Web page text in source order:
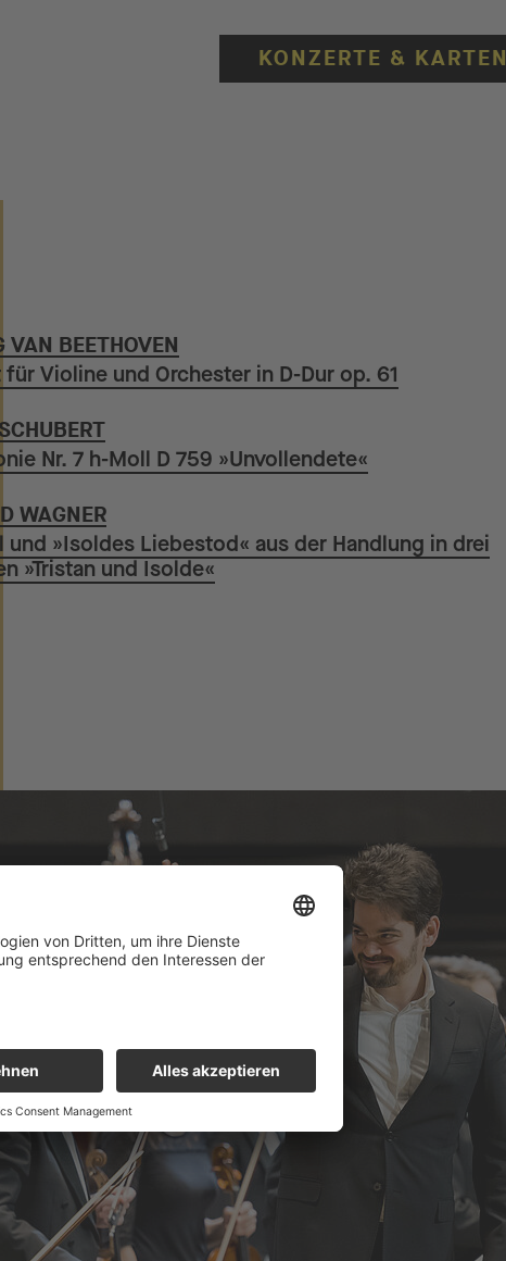
KONZERTE & KARTEN
VAN BEETHOVEN
Violine und Orchester in D-Dur op. 61
Nr. 7 h-Moll D 759 »Unvollendete«
WAGNER
und »Isoldes Liebestod« aus der Handlung in drei
»Tristan und Isolde«